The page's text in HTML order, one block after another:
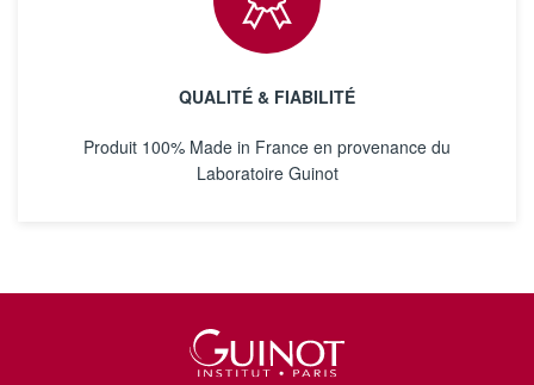
QUALITÉ & FIABILITÉ
Produit 100% Made in France en provenance du
Laboratoire Guinot